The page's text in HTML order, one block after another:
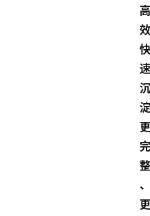
高
效
快
速
沉
淀
更
完
整
、
更